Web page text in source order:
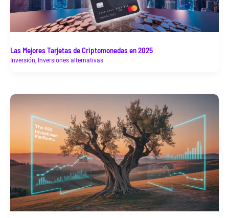
Las Mejores Tarjetas de Criptomonedas en 2025
Inversión Inversiones alternativas